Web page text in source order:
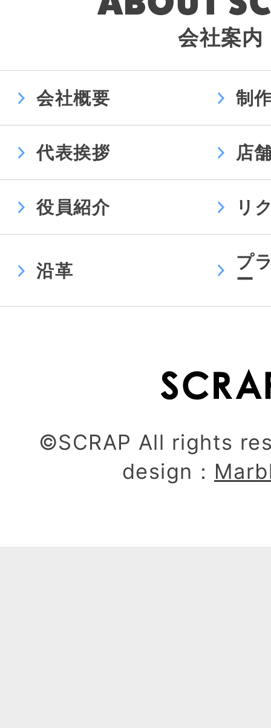
会社案内
会社概要 制
代表挨拶 店
役員紹介 リ
沿革
プ
ー
©SCRAP All rights
design：